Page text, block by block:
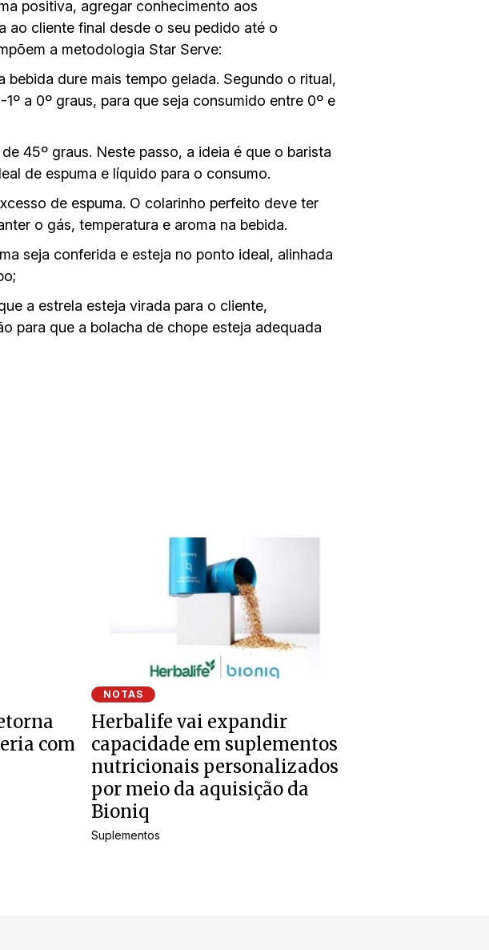
positiva, agregar conhecimento aos
ao cliente final desde o seu pedido até o
a metodologia Star Serve:
dure mais tempo gelada. Segundo o ritual,
a 0º graus, para que seja consumido entre 0º e
45º graus. Neste passo, a ideia é que o barista
de espuma e líquido para o consumo.
de espuma. O colarinho perfeito deve ter
o gás, temperatura e aroma na bebida.
seja conferida e esteja no ponto ideal, alinhada
a estrela esteja virada para o cliente,
para que a bolacha de chope esteja adequada
com
NOTAS
Herbalife vai expandir
capacidade em suplementos
nutricionais personalizados
por meio da aquisição da
Bioniq
Suplementos